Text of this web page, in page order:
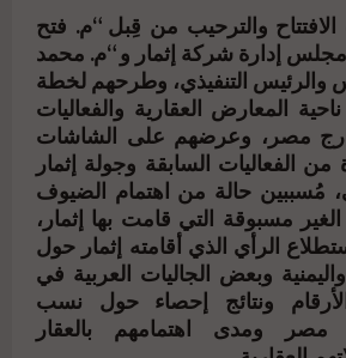
الافتتاح والترحيب من قِبل “م. فتح
إدارة شركة إثمار و “م. محمد
التنفيذي، وطرحهم لخطة
المعارض العقارية والفعاليات
مصر، وعرضهم على الشاشات
الفعاليات السابقة وجولة إثمار
مُسببين حالة من اهتمام الضيوف
الغير مسبوقة التي قامت بها إثمار،
الرأي الذي أقامته إثمار حول
واليمنية وبعض الجاليات العربية في
ونتائج إحصاء حول نسب
مصر ومدى اهتمامهم بالعقار